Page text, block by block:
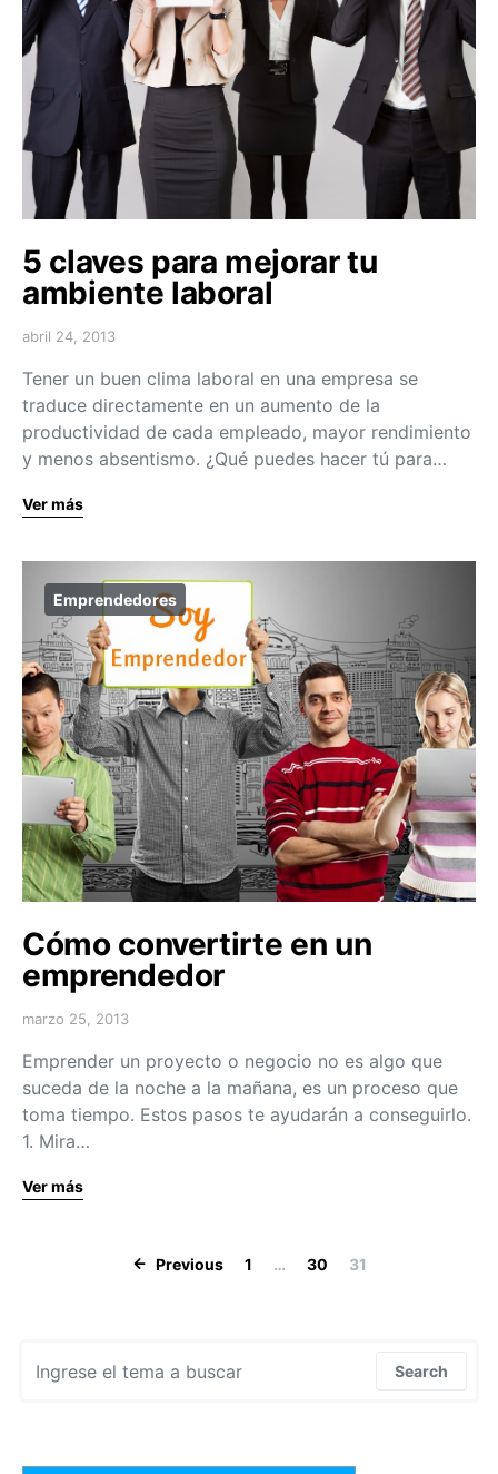
5 claves para mejorar tu
ambiente laboral
abril 24, 2013
Tener un buen clima laboral en una empresa se
traduce directamente en un aumento de la
productividad de cada empleado, mayor rendimiento
y menos absentismo. ¿Qué puedes hacer tú para…
Ver más
Emprendedores
Cómo convertirte en un
emprendedor
marzo 25, 2013
Emprender un proyecto o negocio no es algo que
suceda de la noche a la mañana, es un proceso que
toma tiempo. Estos pasos te ayudarán a conseguirlo.
1. Mira…
Ver más
Navegación
Previous 1 … 30 31
Search